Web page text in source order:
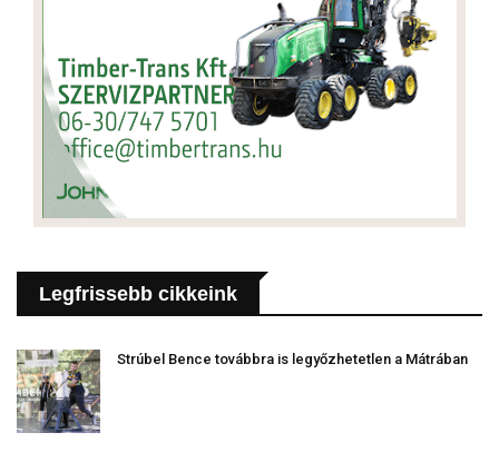
Legfrissebb cikkeink
Strúbel Bence továbbra is legyőzhetetlen a Mátrában